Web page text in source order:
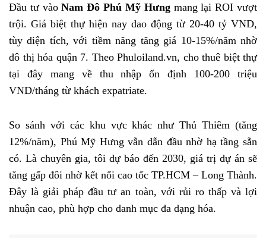
Đầu tư vàoNam Đô Phú Mỹ Hưngmang lại ROI vượt
trội. Giá biệt thự hiện nay dao động từ 20-40 tỷ VND,
tùy diện tích, với tiềm năng tăng giá 10-15%/năm nhờ
đô thị hóa quận 7. Theo Phuloiland.vn, cho thuê biệt thự
tại đây mang về thu nhập ổn định 100-200 triệu
VND/tháng từ khách expatriate.
So sánh với các khu vực khác như Thủ Thiêm (tăng
12%/năm), Phú Mỹ Hưng vẫn dẫn đầu nhờ hạ tầng sẵn
có. Là chuyên gia, tôi dự báo đến 2030, giá trị dự án sẽ
tăng gấp đôi nhờ kết nối cao tốc TP.HCM – Long Thành.
Đây là giải pháp đầu tư an toàn, với rủi ro thấp và lợi
nhuận cao, phù hợp cho danh mục đa dạng hóa.